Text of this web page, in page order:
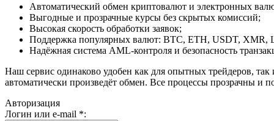
Автоматический обмен криптовалют и электронных
Выгодные и прозрачные курсы без скрытых комиссий;
Высокая скорость обработки заявок;
Поддержка популярных валют: BTC, ETH, USDT,
Надёжная система AML-контроля и безопасность
Наш сервис одинаково удобен как для опытных трейдеров,
автоматически произведёт обмен. Все процессы прозрачны и
Авторизация
Логин или e-mail *: